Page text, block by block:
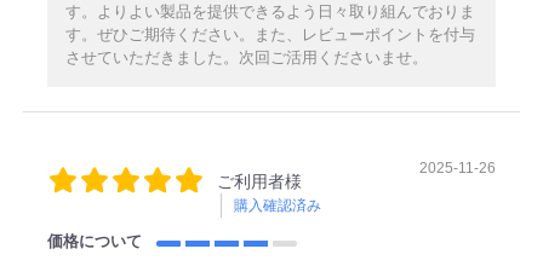
す。よりよい製品を提供できるよう日々取り組んでおりま
す。ぜひご期待ください。また、レビューポイントを付与
させていただきました。次回ご活用くださいませ。
ご利用者様
購入確認済み
2025-11-26
価格について